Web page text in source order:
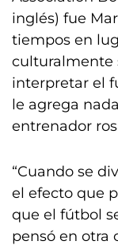
inglés) fue
tiempos en
culturalmente
interpretar el
le agrega
entrenador
“Cuando se
el efecto que
que el fútbol
pensó en otra